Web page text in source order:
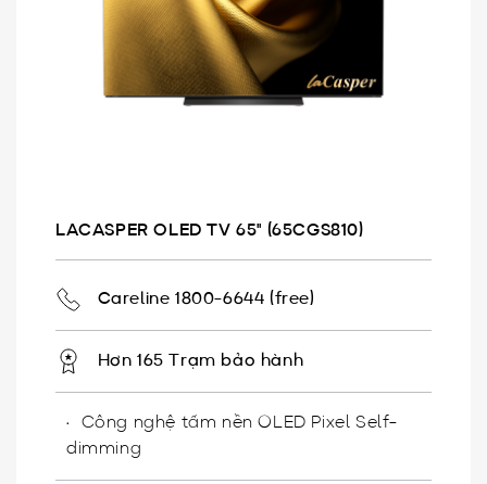
LACASPER OLED TV 65" (65CGS810)
Careline 1800-6644 (free)
Hơn 165 Trạm bảo hành
Công nghệ tấm nền OLED Pixel Self-
dimming